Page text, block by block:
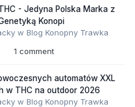
- Jedyna Polska Marka z
Konopi
w Blog Konopny Trawka
1 comment
automatów XXL
w THC na outdoor 2026
w Blog Konopny Trawka